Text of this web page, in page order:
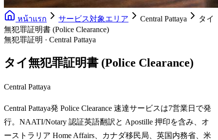
หน้าแรก サービス対象エリア Central Pattaya
タイ
無犯罪証明書 (Police Clearance)
無犯罪証明 · Central Pattaya
タイ無犯罪証明書 (Police Clearance)
Central Pattaya
Central Pattaya発 Police Clearance 速達サービスは7営業日で発
行。NAATI/Notary 認証英語翻訳と Apostille 押印を含み、オ
ーストラリア Home Affairs、カナダ移民局、英国内務省、米